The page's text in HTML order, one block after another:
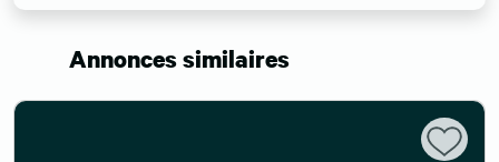
Annonces similaires